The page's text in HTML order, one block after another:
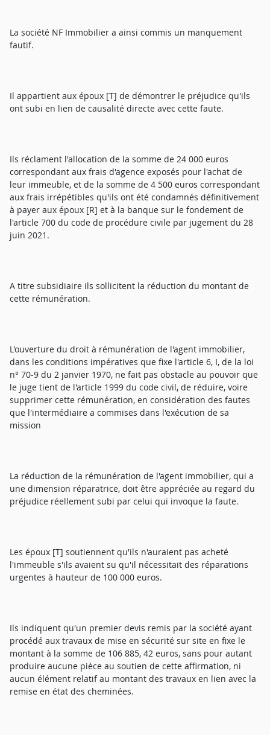
La société NF Immobilier a ainsi commis un manquement
fautif.
Il appartient aux époux [T] de démontrer le préjudice qu'ils
ont subi en lien de causalité directe avec cette faute.
Ils réclament l'allocation de la somme de 24 000 euros
correspondant aux frais d'agence exposés pour l'achat de
leur immeuble, et de la somme de 4 500 euros correspondant
aux frais irrépétibles qu'ils ont été condamnés définitivement
à payer aux époux [R] et à la banque sur le fondement de
l'article 700 du code de procédure civile par jugement du 28
juin 2021.
A titre subsidiaire ils sollicitent la réduction du montant de
cette rémunération.
L'ouverture du droit à rémunération de l'agent immobilier,
dans les conditions impératives que fixe l'article 6, I, de la loi
n° 70-9 du 2 janvier 1970, ne fait pas obstacle au pouvoir que
le juge tient de l'article 1999 du code civil, de réduire, voire
supprimer cette rémunération, en considération des fautes
que l'intermédiaire a commises dans l'exécution de sa
mission
La réduction de la rémunération de l'agent immobilier, qui a
une dimension réparatrice, doit être appréciée au regard du
préjudice réellement subi par celui qui invoque la faute.
Les époux [T] soutiennent qu'ils n'auraient pas acheté
l'immeuble s'ils avaient su qu'il nécessitait des réparations
urgentes à hauteur de 100 000 euros.
Ils indiquent qu'un premier devis remis par la société ayant
procédé aux travaux de mise en sécurité sur site en fixe le
montant à la somme de 106 885, 42 euros, sans pour autant
produire aucune pièce au soutien de cette affirmation, ni
aucun élément relatif au montant des travaux en lien avec la
remise en état des cheminées.